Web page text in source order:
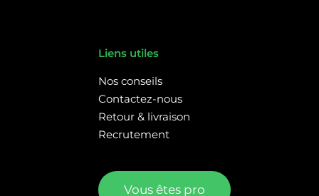
Liens utiles
Nos conseils
Contactez-nous
Retour & livraison
Recrutement
Vous êtes pro